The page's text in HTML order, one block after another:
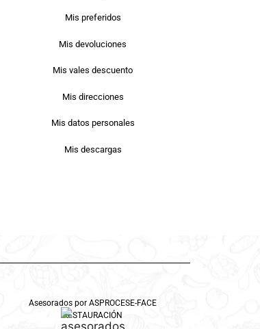
Mis preferidos
Mis devoluciones
Mis vales descuento
Mis direcciones
Mis datos personales
Mis descargas
Asesorados por ASPROCESE-FACE
RESTAURACIÓN